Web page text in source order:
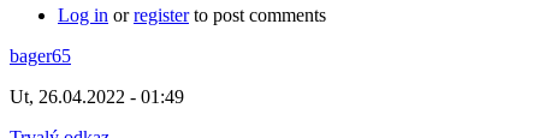
Log in orregisterto post comments
bager65
Ut, 26.04.2022 - 01:49